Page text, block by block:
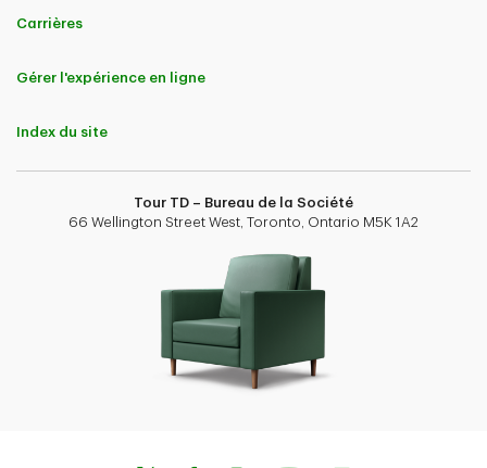
Carrières
Gérer l'expérience en ligne
Index du site
Tour TD – Bureau de la Société
66 Wellington Street West, Toronto, Ontario M5K 1A2